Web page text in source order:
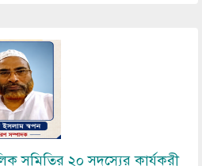
সমিতির ২০ সদস্যের কার্যকরী